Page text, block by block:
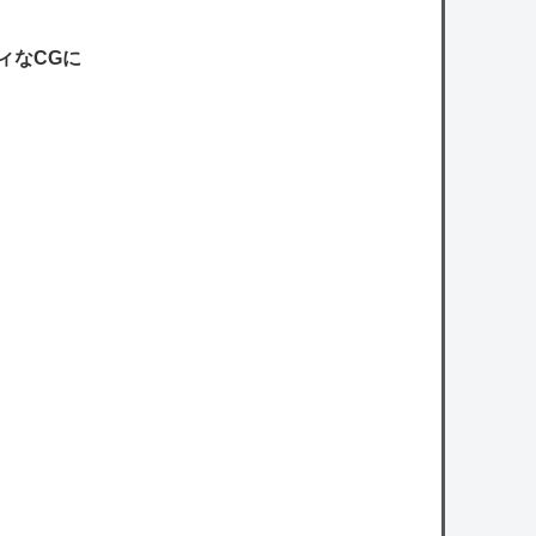
なCGに